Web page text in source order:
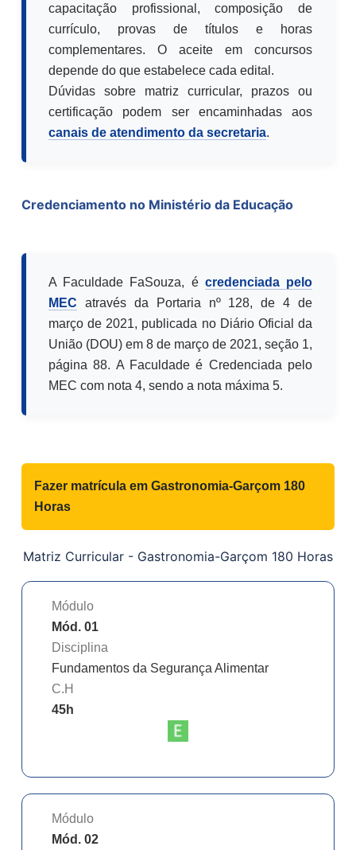
capacitação profissional, composição de
currículo, provas de títulos e horas
complementares. O aceite em concursos
depende do que estabelece cada edital.
Dúvidas sobre matriz curricular, prazos ou
certificação podem ser encaminhadas aos
canais de atendimento da secretaria.
Credenciamento no Ministério da Educação
A Faculdade FaSouza, é credenciada pelo
MEC através da Portaria nº 128, de 4 de
março de 2021, publicada no Diário Oficial da
União (DOU) em 8 de março de 2021, seção 1,
página 88. A Faculdade é Credenciada pelo
MEC com nota 4, sendo a nota máxima 5.
Fazer matrícula em Gastronomia-Garçom 180
Horas
Matriz Curricular - Gastronomia-Garçom 180 Horas
Módulo
Mód. 01
Disciplina
Fundamentos da Segurança Alimentar
C.H
45h
Módulo
Mód. 02